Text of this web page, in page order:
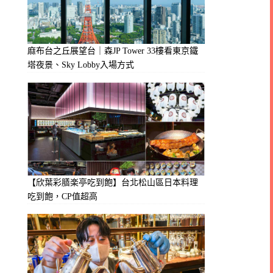
麻布台之丘展望台｜森JP Tower 33樓看東京鐵
塔夜景、Sky Lobby入場方式
【欣葉彩膳楽亭吃到飽】台北松山區日本料理
吃到飽，CP值超高